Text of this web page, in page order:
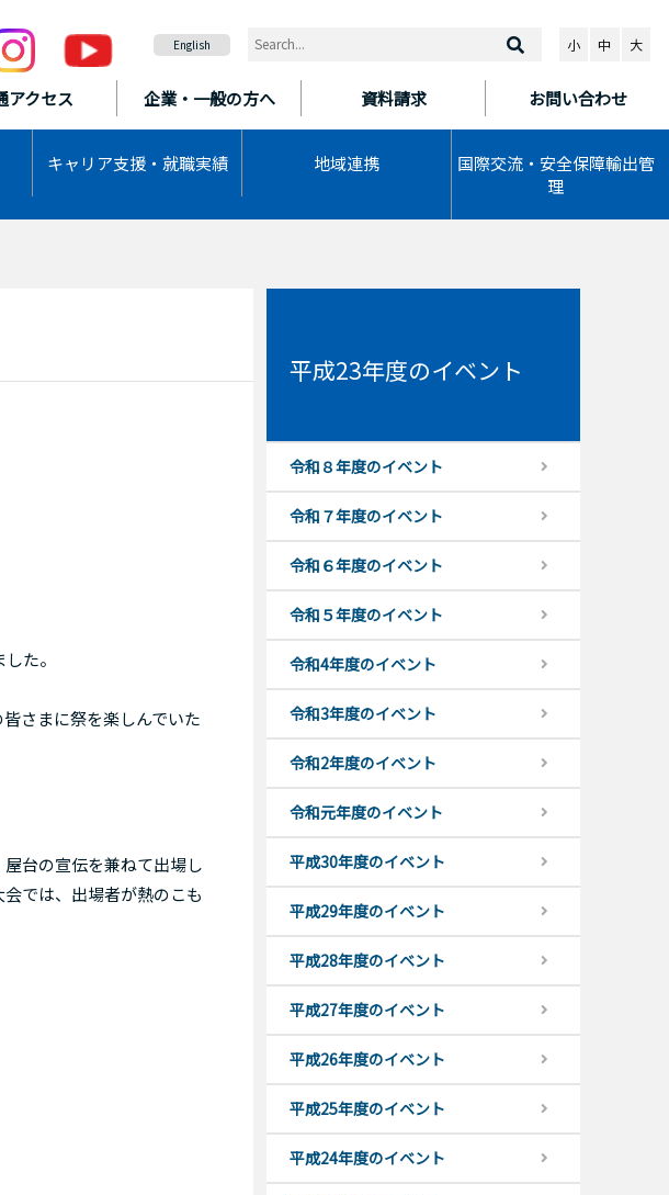
アクセス 企業・一般の方へ 資料請求 お問い合わせ
キャリア支援・ 就職実績 地域連携
国際交流・安全保障輸出管
理
English 小 中 大
た。
さまに祭を楽しんでいた
台の宣伝を兼ねて出場し
では、出場者が熱のこも
平成23年度のイベント
令和８年度のイベント
令和７年度のイベント
令和６年度のイベント
令和５年度のイベント
令和4年度のイベント
令和3年度のイベント
令和2年度のイベント
令和元年度のイベント
平成30年度のイベント
平成29年度のイベント
平成28年度のイベント
平成27年度のイベント
平成26年度のイベント
平成25年度のイベント
平成24年度のイベント